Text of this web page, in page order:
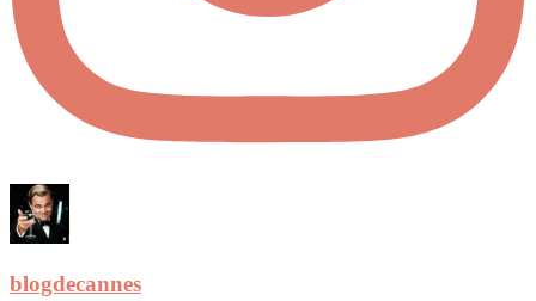
blogdecannes